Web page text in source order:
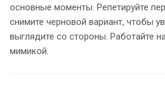
основные моменты. Репетируйте
снимите черновой вариант, чтобы
выглядите со стороны. Работайте
мимикой.